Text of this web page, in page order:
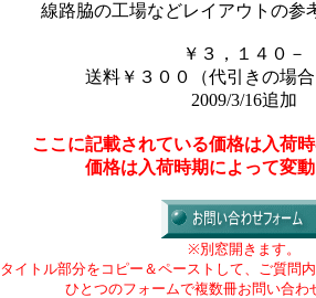
線路脇の工場などレイアウトの参
￥３，１４０－
送料￥３００（代引きの場合
2009/3/16追加
ここに記載されている価格は入荷
価格は入荷時期によって変
※別窓開きます。
タイトル部分をコピー＆ペーストして、ご質問
ひとつのフォームで複数冊お問い合わ